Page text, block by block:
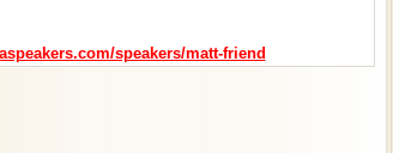
speakers/matt-friend